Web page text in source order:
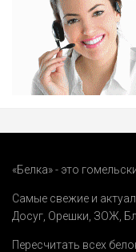
«Белка» - это
Самые свежие и
Досуг Орешки ЗОЖ
Пересчитать всех